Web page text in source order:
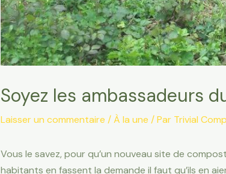
Soyez les ambassadeurs
Laisser un commentaire /À la une / Par Trivial
Vous le savez, pour qu’un nouveau site de
habitants en fassent la demande il faut qu’ils en